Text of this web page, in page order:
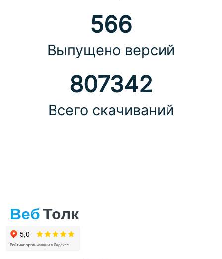
566
Выпущено версий
807342
Всего скачиваний